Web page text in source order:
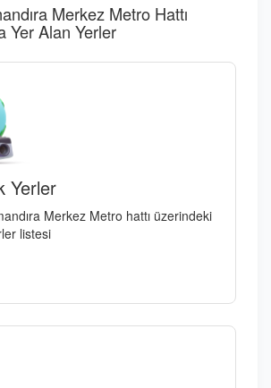
Merkez Metro Hattı
Yer Alan Yerler
Yerler
Merkez Metro hattı üzerindeki
listesi